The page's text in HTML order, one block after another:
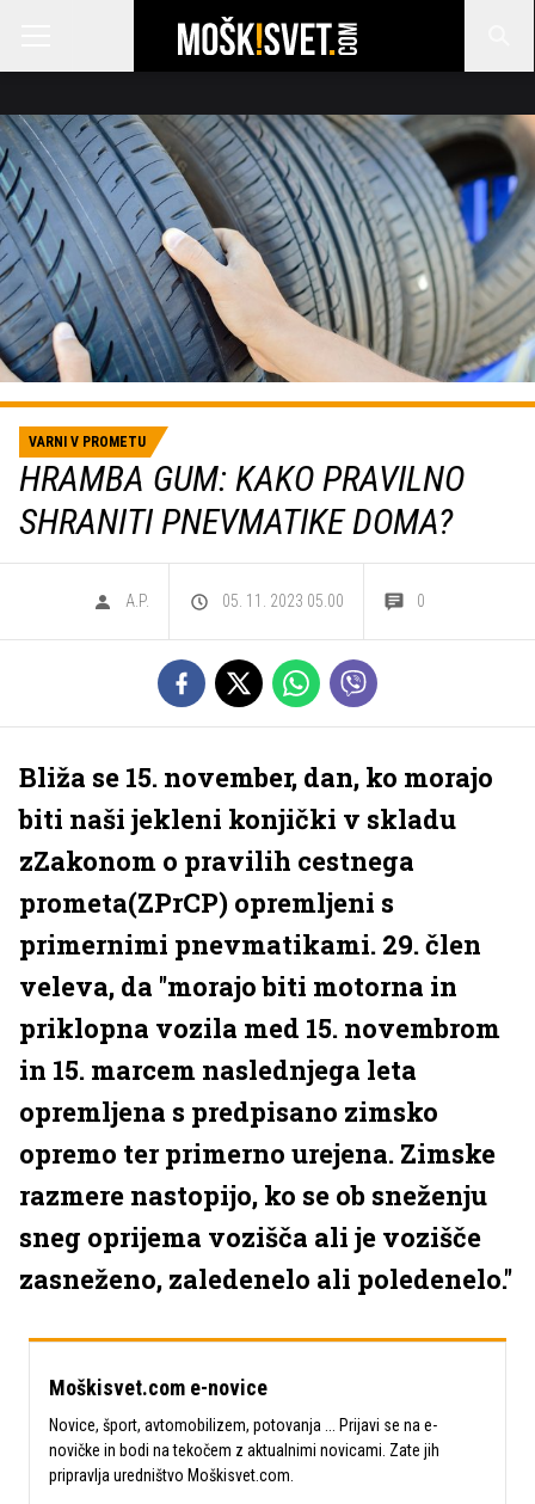
VARNI V PROMETU
HRAMBA GUM: KAKO PRAVILNO
SHRANITI PNEVMATIKE DOMA?
A.P. 05. 11. 2023 05.00 0
Bliža se 15. november, dan, ko morajo
biti naši jekleni konjički v skladu
zZakonom o pravilih cestnega
prometa(ZPrCP) opremljeni s
primernimi pnevmatikami. 29. člen
veleva, da ''morajo biti motorna in
priklopna vozila med 15. novembrom
in 15. marcem naslednjega leta
opremljena s predpisano zimsko
opremo ter primerno urejena. Zimske
razmere nastopijo, ko se ob sneženju
sneg oprijema vozišča ali je vozišče
zasneženo, zaledenelo ali poledenelo.''
Moškisvet.com e-novice
Novice, šport, avtomobilizem, potovanja ... Prijavi se na e-
novičke in bodi na tekočem z aktualnimi novicami. Zate jih
pripravlja uredništvo Moškisvet.com.